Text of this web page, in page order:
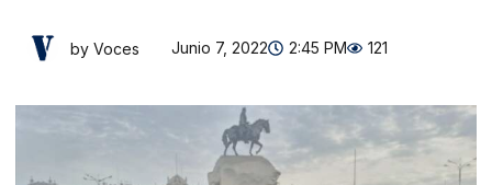
by Voces Junio 7, 2022 2:45 PM 121